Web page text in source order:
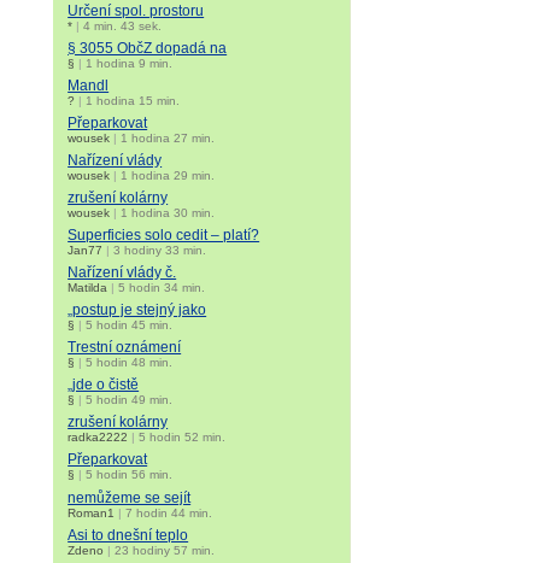
Určení spol. prostoru
* |4 min. 43 sek.
§ 3055 ObčZ dopadá na
§ | 1 hodina 9 min.
Mandl
? | 1 hodina 15 min.
Přeparkovat
wousek | 1 hodina 27 min.
Nařízení vlády
wousek | 1 hodina 29 min.
zrušení kolárny
wousek | 1 hodina 30 min.
Superficies solo cedit – platí?
Jan77 |3 hodiny 33 min.
Nařízení vlády č.
Matilda |5 hodin 34 min.
„postup je stejný jako
§ |5 hodin 45 min.
Trestní oznámení
§ |5 hodin 48 min.
„jde o čistě
§ |5 hodin 49 min.
zrušení kolárny
radka2222 |5 hodin 52 min.
Přeparkovat
§ |5 hodin 56 min.
nemůžeme se sejít
Roman1 |7 hodin 44 min.
Asi to dnešní teplo
Zdeno |23 hodiny 57 min.